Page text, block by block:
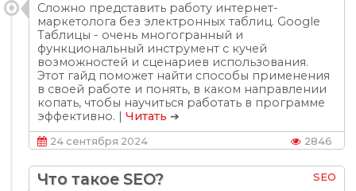
Сложно представить работу интернет-
маркетолога без электронных таблиц. Google
Таблицы - очень многогранный и
функциональный инструмент с кучей
возможностей и сценариев использования.
Этот гайд поможет найти способы применения
в своей работе и понять, в каком направлении
копать, чтобы научиться работать в программе
эффективно. |Читать ➔
24 сентября 2024 2846
SEO
Что такое SEO?